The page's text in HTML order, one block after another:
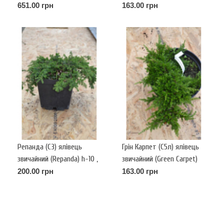
651.00 грн
communis Hibernica.
163.00 грн
Репанда (С3) ялівець
звичайний (Repanda) h-10 ,
d- 30
200.00 грн
Грін Карпет (С5л) ялівець
звичайний (Green Carpet)
h-5-7, d-40
163.00 грн